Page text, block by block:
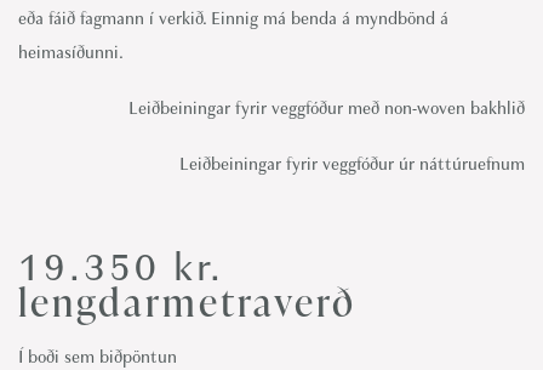
19.350 kr.
lengdarmetraverð
eða fáið fagmann í verkið. Einnig má benda á myndbönd á
heimasíðunni.
Leiðbeiningar fyrir veggfóður með non-woven bakhlið
Leiðbeiningar fyrir veggfóður úr náttúruefnum
Í boði sem biðpöntun